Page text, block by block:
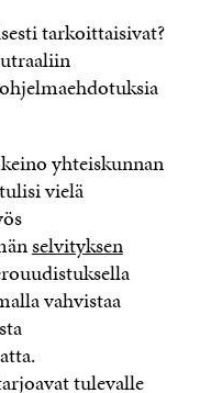
tarkoittaisivat?
yhteiskunnan
vielä
selvityksen
vahvistaa
tulevalle